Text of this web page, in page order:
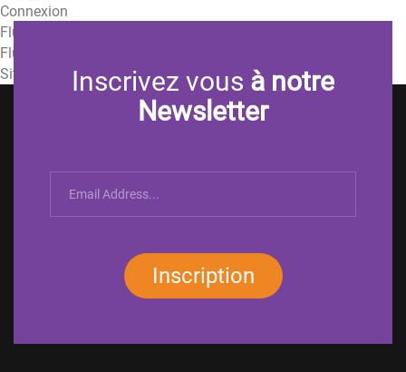
Connexion
Flux des publications
Flux des commentaires
Site de WordPress-FRInscrivez vous à notre
Newsletter
Inscription